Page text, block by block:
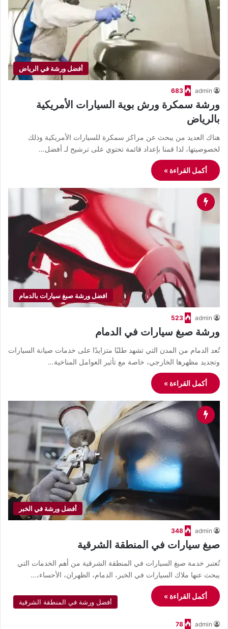
أفضل ورشة في الرياض
admin
683
ورشة سمكرة ورش بوية السيارات الأمريكية
بالرياض
هناك العديد من يبحث عن مراكز سمكرة للسيارات الأمريكية وذلك
لخصوصيتها، لذا قمنا بإعداد قائمة تحتوي على ترشيح لـ أفضل…
أكمل القراءة »
افضل ورشة صبغ سيارات بالدمام
admin
523
ورشة صبغ سيارات في الدمام
تُعد الدمام من المدن التي تشهد طلبًا متزايدًا على خدمات صيانة السيارات
وتجديد مظهرها الخارجي، خاصة مع تأثير العوامل المناخية…
أكمل القراءة »
أفضل ورشة في الخبر
admin
348
صبغ سيارات في المنطقة الشرقية
تُعتبر خدمة صبغ السيارات في المنطقة الشرقية من أهم الخدمات التي
يبحث عنها ملاك السيارات في الخبر، الدمام، الظهران، الأحساء،…
أكمل القراءة »
أفضل ورشة في المنطقة الشرقية
admin
78